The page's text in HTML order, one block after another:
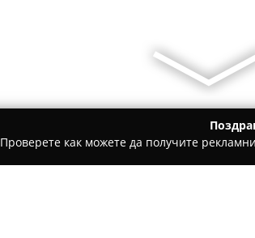
Проверете как можете да получите